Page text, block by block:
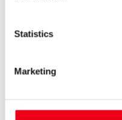
Statistics
Marketing